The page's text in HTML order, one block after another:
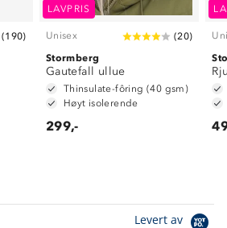
(190)
LAVPRIS
Unisex (20)
Stormberg
Gautefall ullue
Thinsulate-fôring (40 gsm)
Høyt isolerende
299,-
Levert av